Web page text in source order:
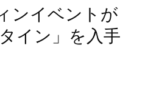
ンイベントが
イン」を入手